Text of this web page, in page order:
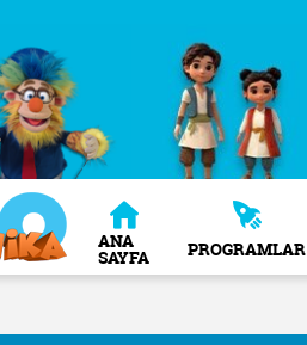
ANA
SAYFA PROGRAMLAR